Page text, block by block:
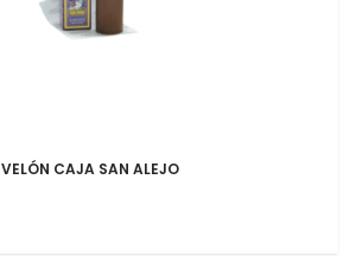
VELÓN CAJA SAN ALEJO